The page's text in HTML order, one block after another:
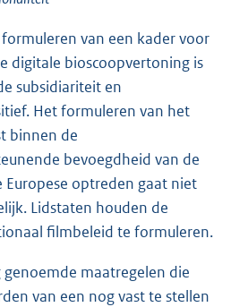
van een kader voor
digitale bioscoopvertoning is
subsidiariteit en
Het formuleren van het
binnen de
bevoegdheid van de
Europese optreden gaat niet
Lidstaten houden de
filmbeleid te formuleren.
maatregelen die
van een nog vast te stellen